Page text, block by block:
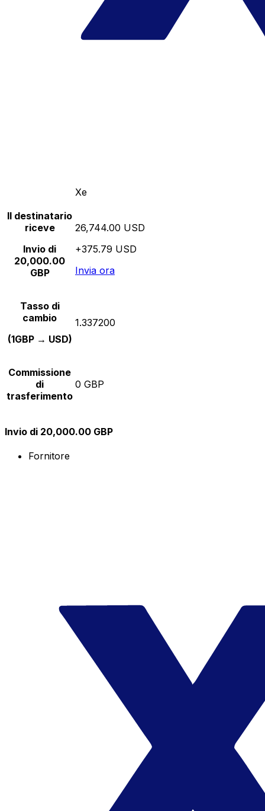
Xe
Il destinatario
riceve
Invio di
20,000.00
GBP
26,744.00 USD
+375.79 USD
Invia ora
Tasso di
cambio
(1GBP → USD)
1.337200
Commissione
di
trasferimento
0 GBP
Invio di 20,000.00 GBP
Fornitore